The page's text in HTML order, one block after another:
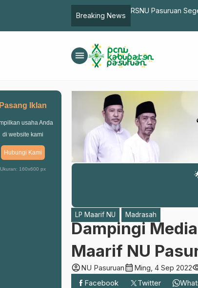
Breaking News
RSNU Pasuruan
menu
LP Maarif NU Madrasah
Dampingi
Maarif NU
account_circleNU Pasuruancalendar_month Ming, 4 Sep 2022
Facebook
Twitter
Iklan
usaha Anda
di website kami
Hubungi Kami
Ukuran: 160x600 px